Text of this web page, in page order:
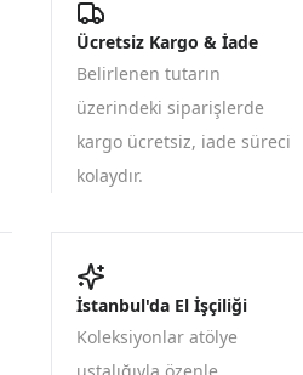
Ücretsiz Kargo & İade
Belirlenen tutarın
üzerindeki siparişlerde
kargo ücretsiz, iade süreci
kolaydır.
İstanbul'da El İşçiliği
Koleksiyonlar atölye